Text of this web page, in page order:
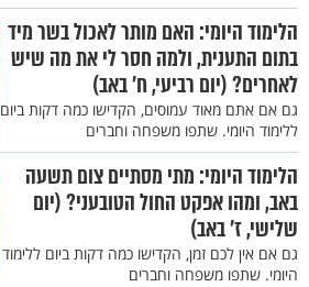
הלימוד היומי: האם מותר לאכול בשר מיד
בתום התענית, ולמה חסר לי את מה שיש
לאחרים? (יום רביעי, ח' באב)
גם אם אתם מאוד עמוסים, הקדישו כמה דקות ביום
ללימוד היומי. שתפו משפחה וחברים
הלימוד היומי: מתי מסתיים צום תשעה
באב, ומהו אפקט החול הטובעני? (יום
שלישי, ז' באב)
גם אם אין לכם זמן, הקדישו כמה דקות ביום ללימוד
היומי. שתפו משפחה וחברים